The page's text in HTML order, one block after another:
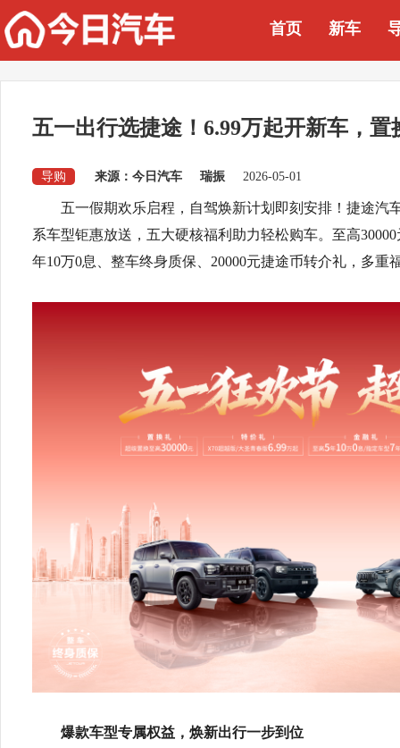
首页 新车
五一出行选捷途！6.99万起开新车，置
导购 来源：今日汽车 瑞振 2026-05-01
五一假期欢乐启程，自驾焕新计划即刻安排！捷途汽
系车型钜惠放送，五大硬核福利助力轻松购车。至高
年10万0息、整车终身质保、20000元捷途币转介礼，多重
爆款车型专属权益，焕新出行一步到位